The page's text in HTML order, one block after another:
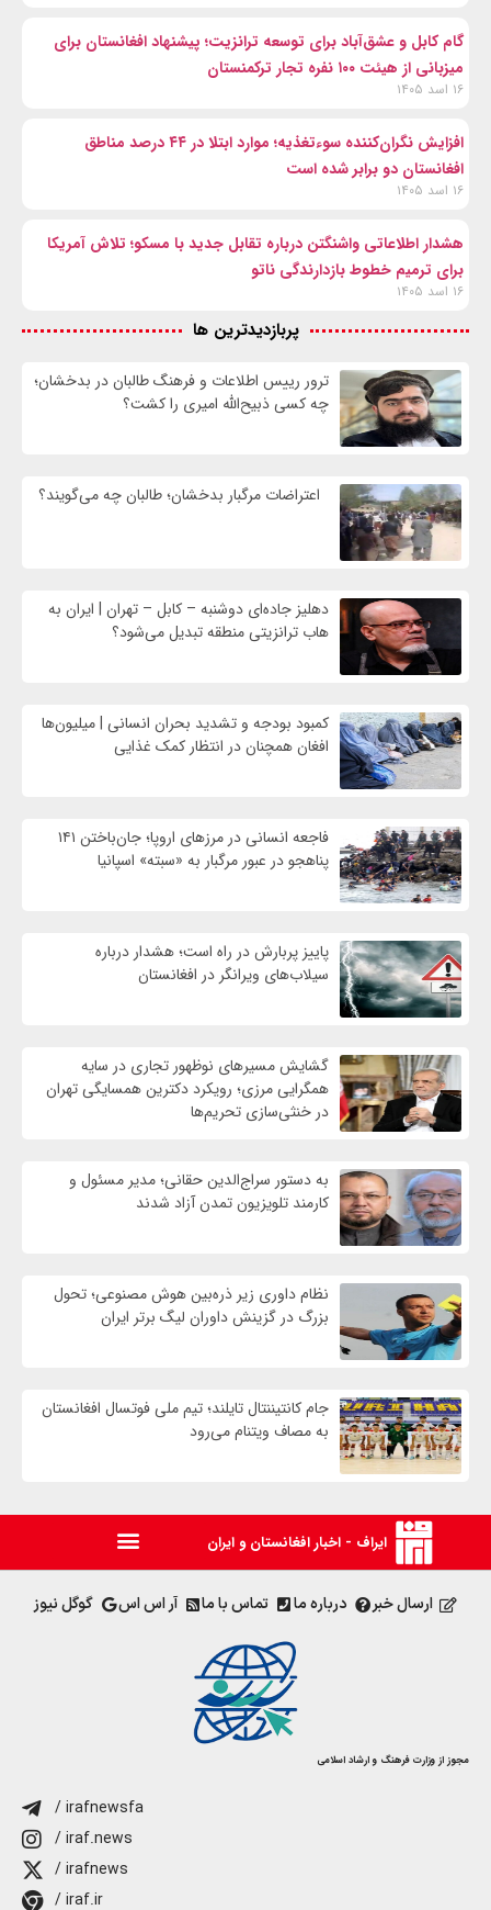
گام کابل و عشق‌آباد برای توسعه ترانزیت؛ پیشنهاد افغانستان برای
میزبانی از هیئت ۱۰۰ نفره تجار ترکمنستان
۱۶ اسد ۱۴۰۵
افزایش نگران‌کننده سوءتغذیه؛ موارد ابتلا در ۴۴ درصد مناطق
افغانستان دو برابر شده است
۱۶ اسد ۱۴۰۵
هشدار اطلاعاتی واشنگتن درباره تقابل جدید با مسکو؛ تلاش آمریکا
برای ترمیم خطوط بازدارندگی ناتو
۱۶ اسد ۱۴۰۵
پربازدیدترین ها
ترور رییس اطلاعات و فرهنگ طالبان در بدخشان؛
چه کسی ذبیح‌الله امیری را کشت؟
اعتراضات مرگبار بدخشان؛ طالبان چه می‌گویند؟
دهلیز جاده‌ای دوشنبه – کابل – تهران | ایران به
هاب ترانزیتی منطقه تبدیل می‌شود؟
کمبود بودجه و تشدید بحران انسانی | میلیون‌ها
افغان همچنان در انتظار کمک غذایی
فاجعه انسانی در مرزهای اروپا؛ جان‌باختن ۱۴۱
پناهجو در عبور مرگبار به «سبته» اسپانیا
پاییز پربارش در راه است؛ هشدار درباره
سیلاب‌های ویرانگر در افغانستان
گشایش مسیرهای نوظهور تجاری در سایه
همگرایی مرزی؛ رویکرد دکترین همسایگی تهران
در خنثی‌سازی تحریم‌ها
به دستور سراج‌الدین حقانی؛ مدیر مسئول و
کارمند تلویزیون تمدن آزاد شدند
نظام داوری زیر ذره‌بین هوش مصنوعی؛ تحول
بزرگ در گزینش داوران لیگ برتر ایران
جام کانتیننتال تایلند؛ تیم ملی فوتسال افغانستان
به مصاف ویتنام می‌رود
ایراف - اخبار افغانستان و ایران
ارسال خبر درباره ما تماس با ما آر اس اس گوگل نیوز
مجوز از وزارت فرهنگ و ارشاد اسلامی
/ irafnewsfa
/ iraf.news
/ irafnews
/ iraf.ir